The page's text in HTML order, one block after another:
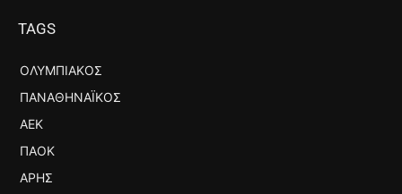
TAGS
ΟΛΥΜΠΙΑΚΌΣ
ΠΑΝΑΘΗΝΑΪΚΌΣ
ΑΕΚ
ΠΑΟΚ
ΆΡΗΣ